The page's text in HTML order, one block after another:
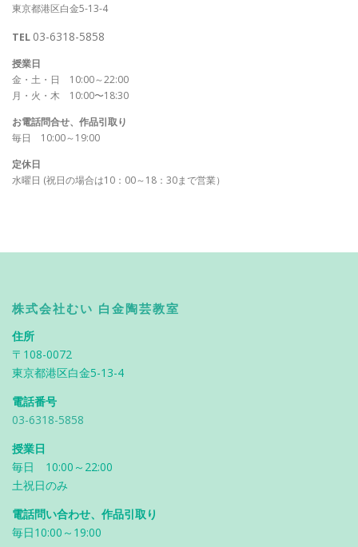
東京都港区白金5-13-4
TEL 03-6318-5858
授業日
金・土・日 10:00～22:00
月・火・木 10:00〜18:30
お電話問合せ、作品引取り
毎日 10:00～19:00
定休日
水曜日 (祝日の場合は10：00～18：30まで営業）
株式会社むい 白金陶芸教室
住所
〒108-0072
東京都港区白金5-13-4
電話番号
03-6318-5858
授業日
毎日 10:00～22:00
土祝日のみ
電話問い合わせ、作品引取り
毎日10:00～19:00